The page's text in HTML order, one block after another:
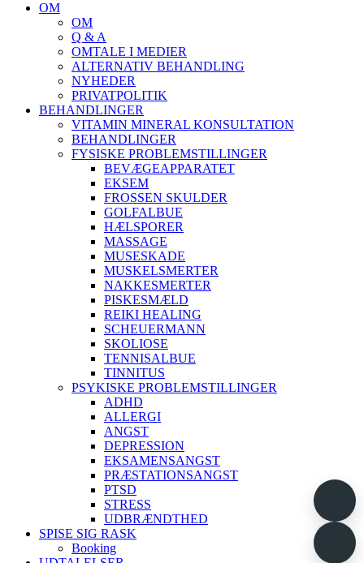
OM
OM
Q & A
OMTALE I MEDIER
ALTERNATIV BEHANDLING
NYHEDER
PRIVATPOLITIK
BEHANDLINGER
VITAMIN MINERAL KONSULTATION
BEHANDLINGER
FYSISKE PROBLEMSTILLINGER
BEVÆGEAPPARATET
EKSEM
FROSSEN SKULDER
GOLFALBUE
HÆLSPORER
MASSAGE
MUSESKADE
MUSKELSMERTER
NAKKESMERTER
PISKESMÆLD
REIKI HEALING
SCHEUERMANN
SKOLIOSE
TENNISALBUE
TINNITUS
PSYKISKE PROBLEMSTILLINGER
ADHD
ALLERGI
ANGST
DEPRESSION
EKSAMENSANGST
PRÆSTATIONSANGST
PTSD
STRESS
UDBRÆNDTHED
SPISE SIG RASK
Booking